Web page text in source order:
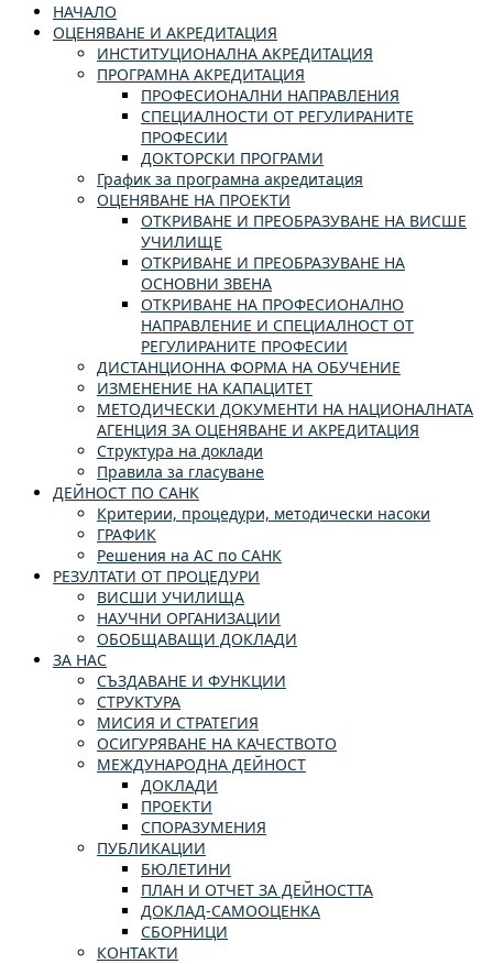
НАЧАЛО
ОЦЕНЯВАНЕ И АКРЕДИТАЦИЯ
ИНСТИТУЦИОНАЛНА АКРЕДИТАЦИЯ
ПРОГРАМНА АКРЕДИТАЦИЯ
ПРОФЕСИОНАЛНИ НАПРАВЛЕНИЯ
СПЕЦИАЛНОСТИ ОТ РЕГУЛИРАНИТЕ
ПРОФЕСИИ
ДОКТОРСКИ ПРОГРАМИ
График за програмна акредитация
ОЦЕНЯВАНЕ НА ПРОЕКТИ
ОТКРИВАНЕ И ПРЕОБРАЗУВАНЕ НА ВИСШЕ
УЧИЛИЩЕ
ОТКРИВАНЕ И ПРЕОБРАЗУВАНЕ НА
ОСНОВНИ ЗВЕНА
ОТКРИВАНЕ НА ПРОФЕСИОНАЛНО
НАПРАВЛЕНИЕ И СПЕЦИАЛНОСТ ОТ
РЕГУЛИРАНИТЕ ПРОФЕСИИ
ДИСТАНЦИОННА ФОРМА НА ОБУЧЕНИЕ
ИЗМЕНЕНИЕ НА КАПАЦИТЕТ
МЕТОДИЧЕСКИ ДОКУМЕНТИ НА НАЦИОНАЛНАТА
АГЕНЦИЯ ЗА ОЦЕНЯВАНЕ И АКРЕДИТАЦИЯ
Структура на доклади
Правила за гласуване
ДЕЙНОСТ ПО САНК
Критерии, процедури, методически насоки
ГРАФИК
Решения на АС по САНК
РЕЗУЛТАТИ ОТ ПРОЦЕДУРИ
ВИСШИ УЧИЛИЩА
НАУЧНИ ОРГАНИЗАЦИИ
ОБОБЩАВАЩИ ДОКЛАДИ
ЗА НАС
СЪЗДАВАНЕ И ФУНКЦИИ
СТРУКТУРА
МИСИЯ И СТРАТЕГИЯ
ОСИГУРЯВАНЕ НА КАЧЕСТВОТО
МЕЖДУНАРОДНА ДЕЙНОСТ
ДОКЛАДИ
ПРОЕКТИ
СПОРАЗУМЕНИЯ
ПУБЛИКАЦИИ
БЮЛЕТИНИ
ПЛАН И ОТЧЕТ ЗА ДЕЙНОСТТА
ДОКЛАД-САМООЦЕНКА
СБОРНИЦИ
КОНТАКТИ